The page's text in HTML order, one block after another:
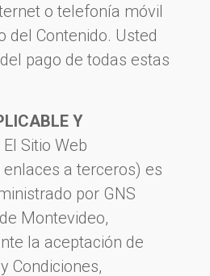
o telefonía móvil
del Contenido. Usted
pago de todas estas
Y
El Sitio Web
a terceros) es
por GNS
Montevideo,
la aceptación de
Condiciones,